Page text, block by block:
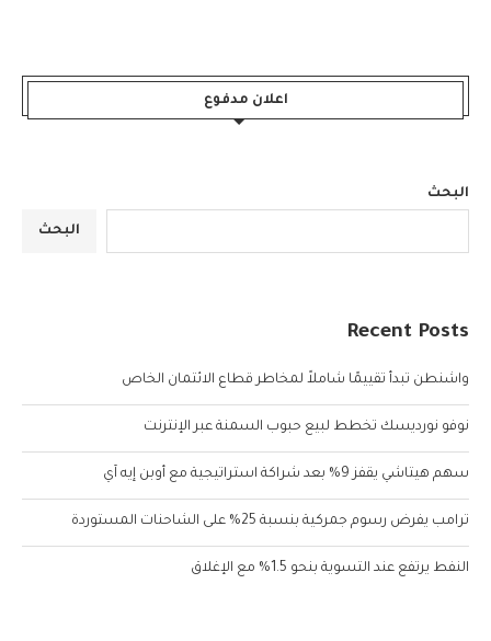
اعلان مدفوع
البحث
البحث
Recent Posts
واشنطن تبدأ تقييمًا شاملاً لمخاطر قطاع الائتمان الخاص
نوفو نورديسك تخطط لبيع حبوب السمنة عبر الإنترنت
سهم هيتاشي يقفز 9% بعد شراكة استراتيجية مع أوبن إيه آي
ترامب يفرض رسوم جمركية بنسبة 25% على الشاحنات المستوردة
النفط يرتفع عند التسوية بنحو 1.5% مع الإغلاق